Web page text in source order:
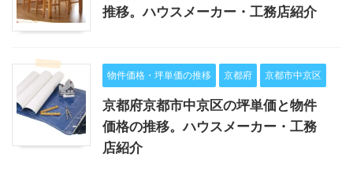
推移。ハウスメーカー・工務店紹介
物件価格・坪単価の推移 京都府 京都市中京区
京都府京都市中京区の坪単価と物件
価格の推移。ハウスメーカー・工務
店紹介